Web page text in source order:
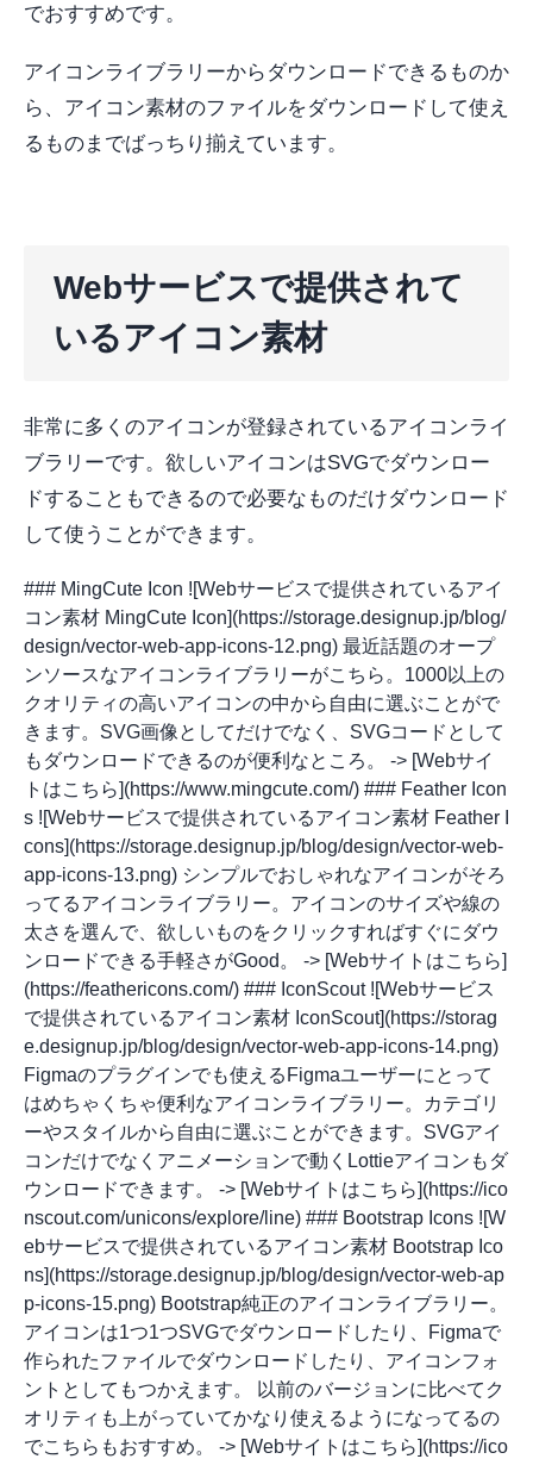
でおすすめです。
アイコンライブラリーからダウンロードできるものか
ら、アイコン素材のファイルをダウンロードして使え
るものまでばっちり揃えています。
Webサービスで提供されて
いるアイコン素材
非常に多くのアイコンが登録されているアイコンライ
ブラリーです。欲しいアイコンはSVGでダウンロー
ドすることもできるので必要なものだけダウンロード
して使うことができます。
### MingCute Icon ![Webサービスで提供されているアイ
コン素材 MingCute Icon](https://storage.designup.jp/blog/
design/vector-web-app-icons-12.png) 最近話題のオープ
ンソースなアイコンライブラリーがこちら。1000以上の
クオリティの高いアイコンの中から自由に選ぶことがで
きます。SVG画像としてだけでなく、SVGコードとして
もダウンロードできるのが便利なところ。 -> [Webサイ
トはこちら](https://www.mingcute.com/) ### Feather Icon
s ![Webサービスで提供されているアイコン素材 Feather I
cons](https://storage.designup.jp/blog/design/vector-web-
app-icons-13.png) シンプルでおしゃれなアイコンがそろ
ってるアイコンライブラリー。アイコンのサイズや線の
太さを選んで、欲しいものをクリックすればすぐにダウ
ンロードできる手軽さがGood。 -> [Webサイトはこちら]
(https://feathericons.com/) ### IconScout ![Webサービス
で提供されているアイコン素材 IconScout](https://storag
e.designup.jp/blog/design/vector-web-app-icons-14.png)
Figmaのプラグインでも使えるFigmaユーザーにとって
はめちゃくちゃ便利なアイコンライブラリー。カテゴリ
ーやスタイルから自由に選ぶことができます。SVGアイ
コンだけでなくアニメーションで動くLottieアイコンもダ
ウンロードできます。 -> [Webサイトはこちら](https://ico
nscout.com/unicons/explore/line) ### Bootstrap Icons ![W
ebサービスで提供されているアイコン素材 Bootstrap Ico
ns](https://storage.designup.jp/blog/design/vector-web-ap
p-icons-15.png) Bootstrap純正のアイコンライブラリー。
アイコンは1つ1つSVGでダウンロードしたり、Figmaで
作られたファイルでダウンロードしたり、アイコンフォ
ントとしてもつかえます。 以前のバージョンに比べてク
オリティも上がっていてかなり使えるようになってるの
でこちらもおすすめ。 -> [Webサイトはこちら](https://ico